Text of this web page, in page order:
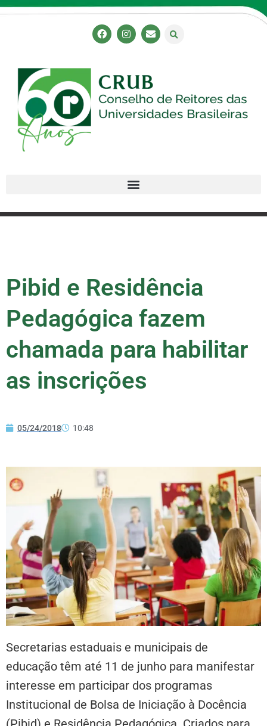
Pibid e Residência
Pedagógica fazem
chamada para habilitar
as inscrições
05/24/2018 10:48
Secretarias estaduais e municipais de
educação têm até 11 de junho para manifestar
interesse em participar dos programas
Institucional de Bolsa de Iniciação à Docência